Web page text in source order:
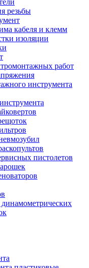
резьбы
кабеля и клемм
изоляции
работ
инструмента
пистолетов